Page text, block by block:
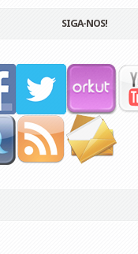
SIGA-NOS!